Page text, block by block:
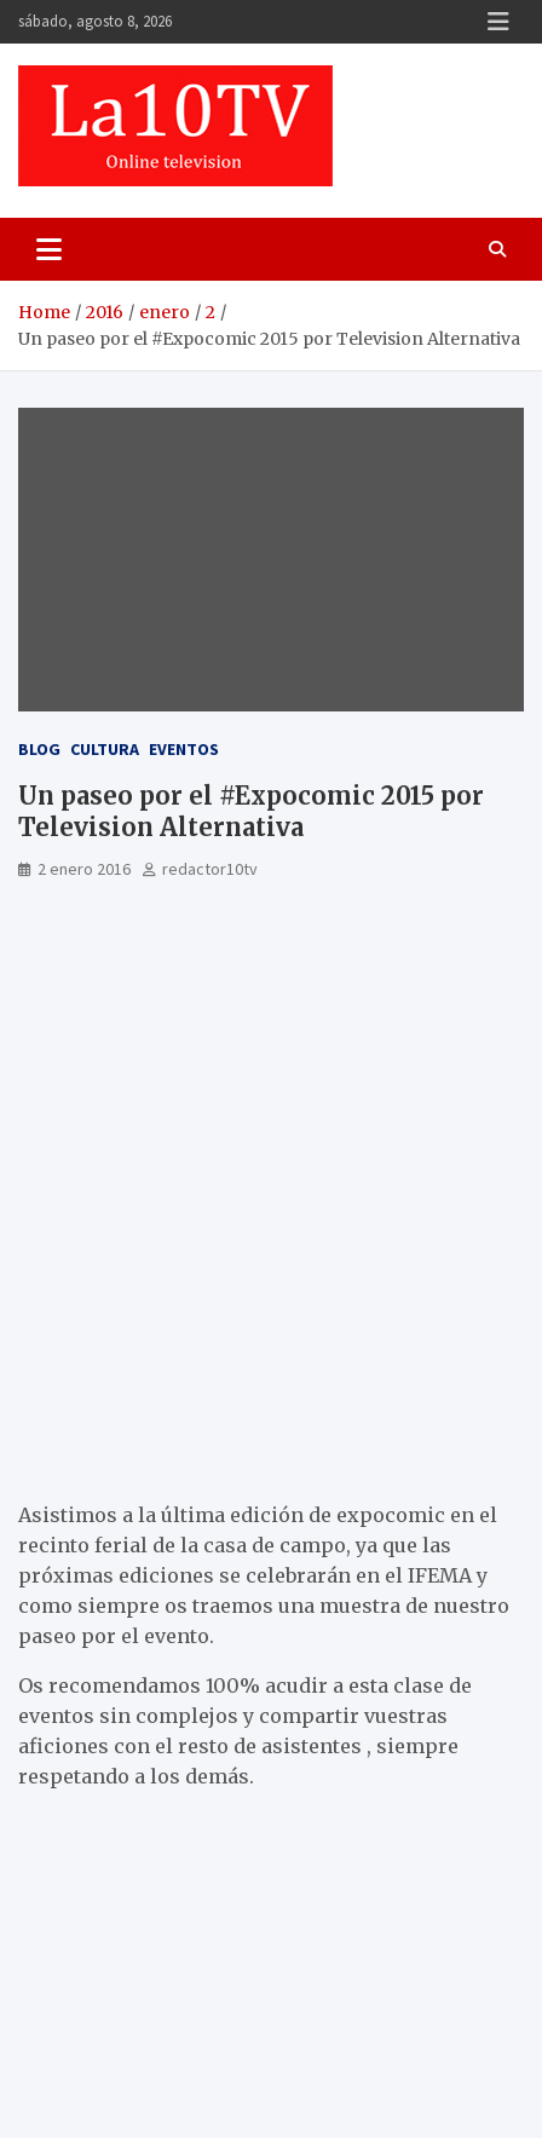
Skip
to
content
sábado, agosto 8, 2026
Home 2016 enero
2
Un paseo por el #Expocomic 2015 por Television Alternativa
BLOG CULTURA EVENTOS
Un paseo por el #Expocomic 2015 por
Television Alternativa
2 enero 2016 redactor10tv
Asistimos a la última edición de expocomic en el
recinto ferial de la casa de campo, ya que las
próximas ediciones se celebrarán en el IFEMA y
como siempre os traemos una muestra de nuestro
paseo por el evento.
Os recomendamos 100% acudir a esta clase de
eventos sin complejos y compartir vuestras
aficiones con el resto de asistentes , siempre
respetando a los demás.